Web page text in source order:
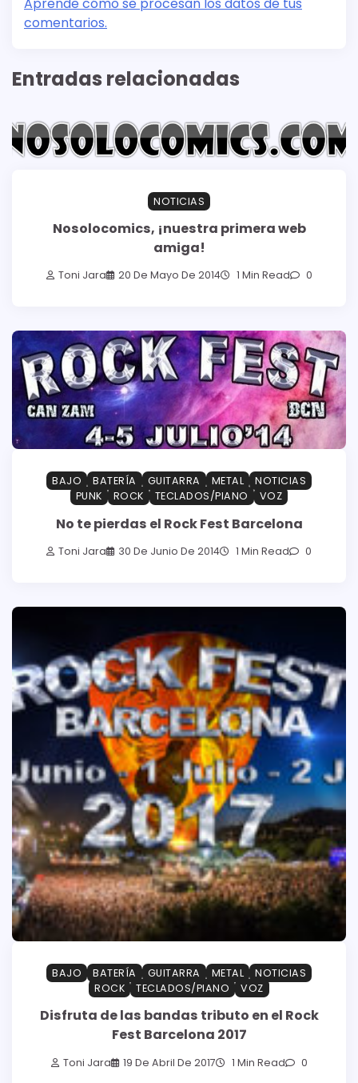
Aprende cómo se procesan los datos de tus
comentarios.
Entradas relacionadas
NOTICIAS
Nosolocomics, ¡nuestra primera web
amiga!
Toni Jara 20 De Mayo De 2014 1 Min Read 0
BAJO BATERÍA GUITARRA METAL
NOTICIAS
PUNK
ROCK TECLADOS/PIANO VOZ
No te pierdas el Rock Fest Barcelona
Toni Jara 30 De Junio De 2014 1 Min Read 0
BAJO BATERÍA GUITARRA METAL
NOTICIAS
ROCK
TECLADOS/PIANO VOZ
Disfruta de las bandas tributo en el Rock
Fest Barcelona 2017
Toni Jara 19 De Abril De 2017 1 Min Read 0